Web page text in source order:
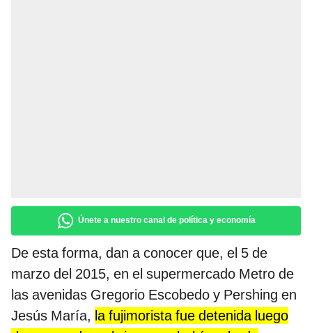
Únete a nuestro canal de política y economía
De esta forma, dan a conocer que, el 5 de
marzo del 2015, en el supermercado Metro de
las avenidas Gregorio Escobedo y Pershing en
Jesús María, la fujimorista fue detenida luego